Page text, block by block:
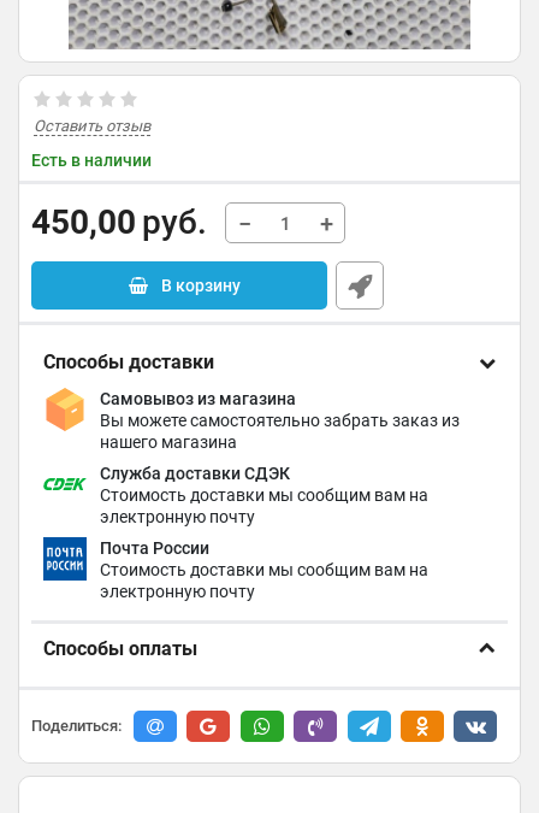
Оставить отзыв
Есть в наличии
450,00 руб. − +
В корзину
Способы доставки
Самовывоз из магазина
Вы можете самостоятельно забрать заказ из
нашего магазина
Служба доставки СДЭК
Стоимость доставки мы сообщим вам на
электронную почту
Почта России
Стоимость доставки мы сообщим вам на
электронную почту
Способы оплаты
Поделиться: